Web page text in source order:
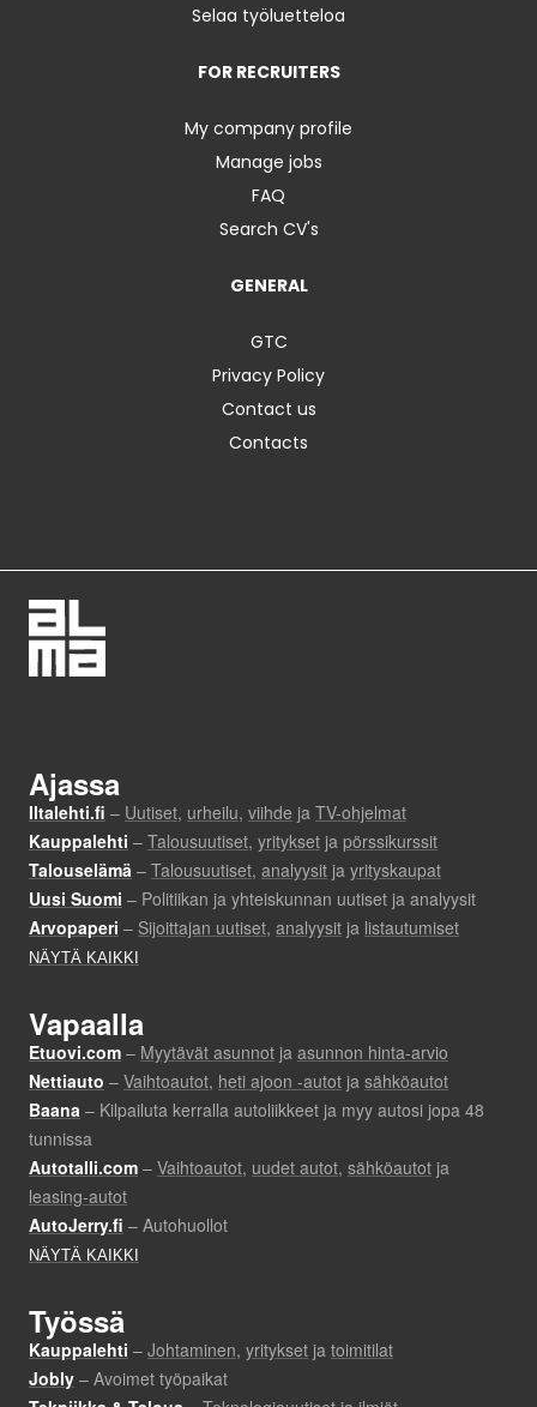
Selaa työluetteloa
FOR RECRUITERS
My company profile
Manage jobs
FAQ
Search CV's
GENERAL
GTC
Privacy Policy
Contact us
Contacts